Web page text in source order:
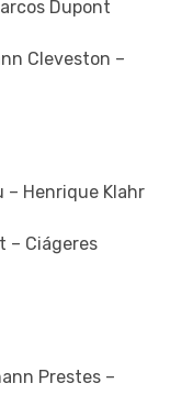
Dupont
Cleveston –
– Henrique Klahr
– Ciágeres
Prestes –